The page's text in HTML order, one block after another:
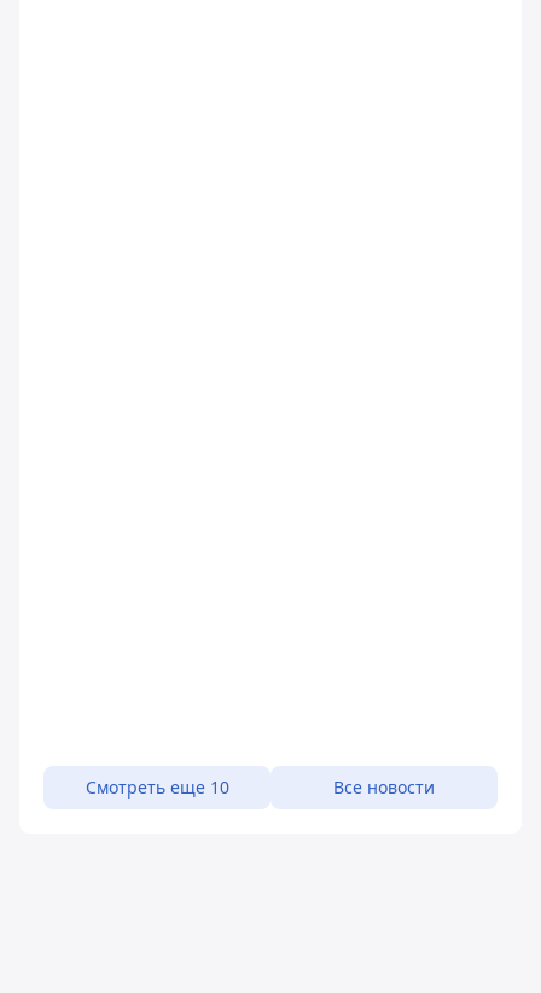
Смотреть еще 10 Все новости